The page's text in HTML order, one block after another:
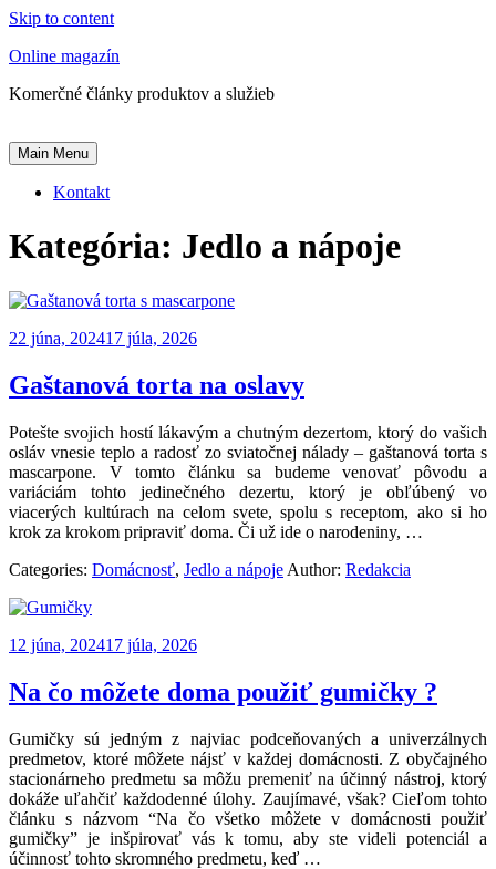
Skip to content
Online magazín
Komerčné články produktov a služieb
Main Menu
Kontakt
Kategória: Jedlo a nápoje
22 júna, 202417 júla, 2026
Gaštanová torta na oslavy
Potešte svojich hostí lákavým a chutným dezertom, ktorý do vašich
osláv vnesie teplo a radosť zo sviatočnej nálady – gaštanová torta s
mascarpone. V tomto článku sa budeme venovať pôvodu a
variáciám tohto jedinečného dezertu, ktorý je obľúbený vo
viacerých kultúrach na celom svete, spolu s receptom, ako si ho
krok za krokom pripraviť doma. Či už ide o narodeniny, …
Categories: Domácnosť, Jedlo a nápoje Author: Redakcia
12 júna, 202417 júla, 2026
Na čo môžete doma použiť gumičky ?
Gumičky sú jedným z najviac podceňovaných a univerzálnych
predmetov, ktoré môžete nájsť v každej domácnosti. Z obyčajného
stacionárneho predmetu sa môžu premeniť na účinný nástroj, ktorý
dokáže uľahčiť každodenné úlohy. Zaujímavé, však? Cieľom tohto
článku s názvom “Na čo všetko môžete v domácnosti použiť
gumičky” je inšpirovať vás k tomu, aby ste videli potenciál a
účinnosť tohto skromného predmetu, keď …